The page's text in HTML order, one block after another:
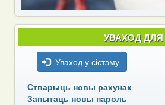
УВАХОД ДЛЯ
Уваход у сістэму
Стварыць новы рахунак
Запытаць новы пароль